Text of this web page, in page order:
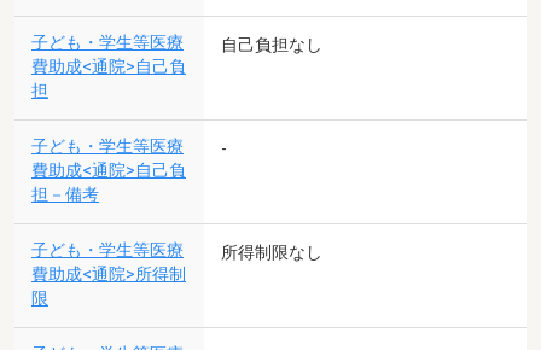
子ども・学生等医療
費助成<通院>自己負
担
自己負担なし
子ども・学生等医療
費助成<通院>自己負
担－備考
-
子ども・学生等医療
費助成<通院>所得制
限
所得制限なし